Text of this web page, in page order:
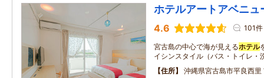
ホテルアートアベニュ
4.6 101件
宮古島の中心で海が見えるホテル
イシンスタイル（バス・トイレ・
住所
沖縄県宮古島市平良西